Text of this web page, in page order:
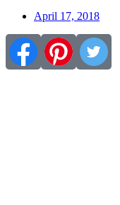
April 17, 2018